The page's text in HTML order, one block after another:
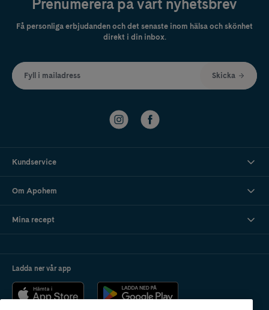
Prenumerera på vårt nyhetsbrev
Få personliga erbjudanden och det senaste inom hälsa och skönhet
direkt i din inbox.
Fyll i mailadress Skicka
Kundservice
Om Apohem
Mina recept
Ladda ner vår app